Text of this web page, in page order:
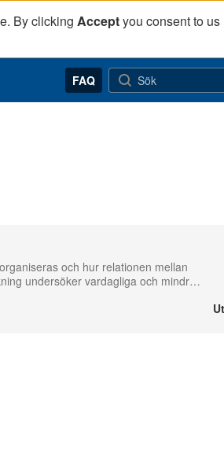
By clicking Acceptyou consent to us
FAQ
och hur relationen mellan
undersöker vardagliga och mindr…